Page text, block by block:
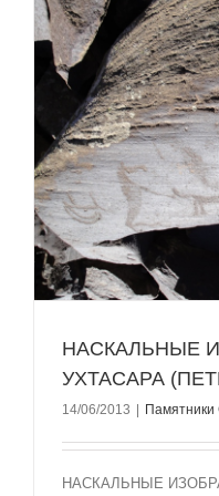
НАСКАЛЬНЫЕ
УХТАСАРА
14/06/2013
НАСКАЛЬНЫЕ